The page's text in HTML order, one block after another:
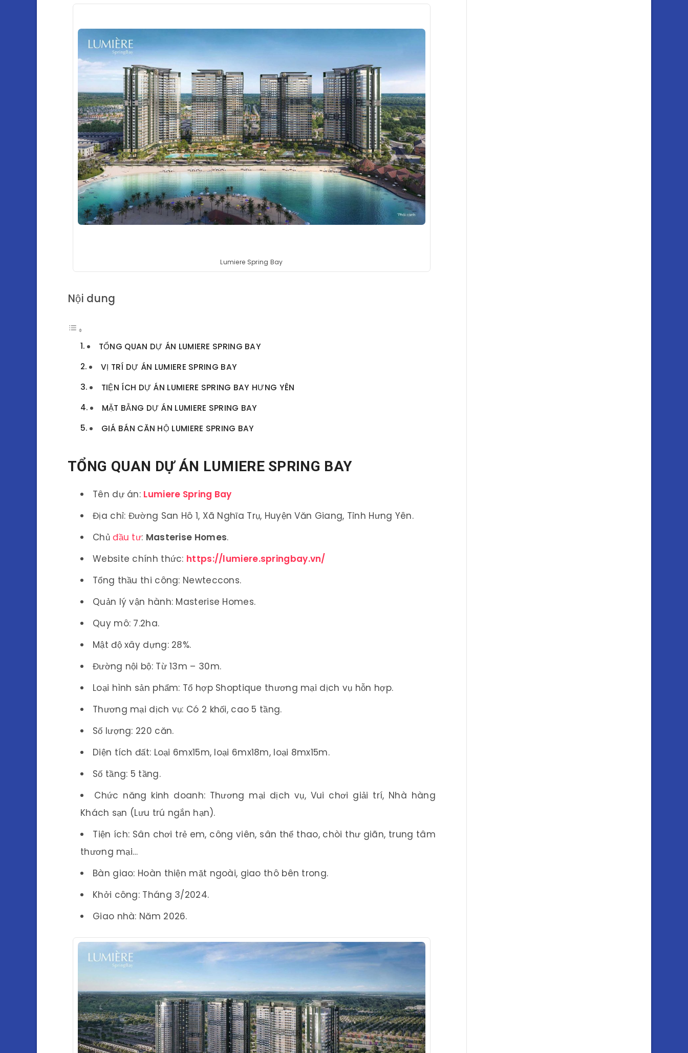
Lumiere Spring Bay
Nội dung
TỔNG QUAN DỰ ÁN LUMIERE SPRING BAY
VỊ TRÍ DỰ ÁN LUMIERE SPRING BAY
TIỆN ÍCH DỰ ÁN LUMIERE SPRING BAY HƯNG YÊN
MẶT BẰNG DỰ ÁN LUMIERE SPRING BAY
GIÁ BÁN CĂN HỘ LUMIERE SPRING BAY
TỔNG QUAN DỰ ÁN LUMIERE SPRING BAY
Tên dự án: Lumiere Spring Bay
Địa chỉ: Đường San Hô 1, Xã Nghĩa Trụ, Huyện Văn Giang, Tỉnh Hưng Yên.
Chủđầu tư: Masterise Homes.
Website chính thức: https://lumiere.springbay.vn/
Tổng thầu thi công: Newteccons.
Quản lý vận hành: Masterise Homes.
Quy mô: 7.2ha.
Mật độ xây dựng: 28%.
Đường nội bộ: Từ 13m – 30m.
Loại hình sản phẩm: Tổ hợp Shoptique thương mại dịch vụ hỗn hợp.
Thương mại dịch vụ: Có 2 khối, cao 5 tầng.
Số lượng: 220 căn.
Diện tích đất: Loại 6mx15m, loại 6mx18m, loại 8mx15m.
Số tầng: 5 tầng.
Chức năng kinh doanh: Thương mại dịch vụ, Vui chơi giải trí, Nhà hàng
Khách sạn (Lưu trú ngắn hạn).
Tiện ích: Sân chơi trẻ em, công viên, sân thể thao, chòi thư giãn, trung tâm
thương mại…
Bàn giao: Hoàn thiện mặt ngoài, giao thô bên trong.
Khởi công: Tháng 3/2024.
Giao nhà: Năm 2026.